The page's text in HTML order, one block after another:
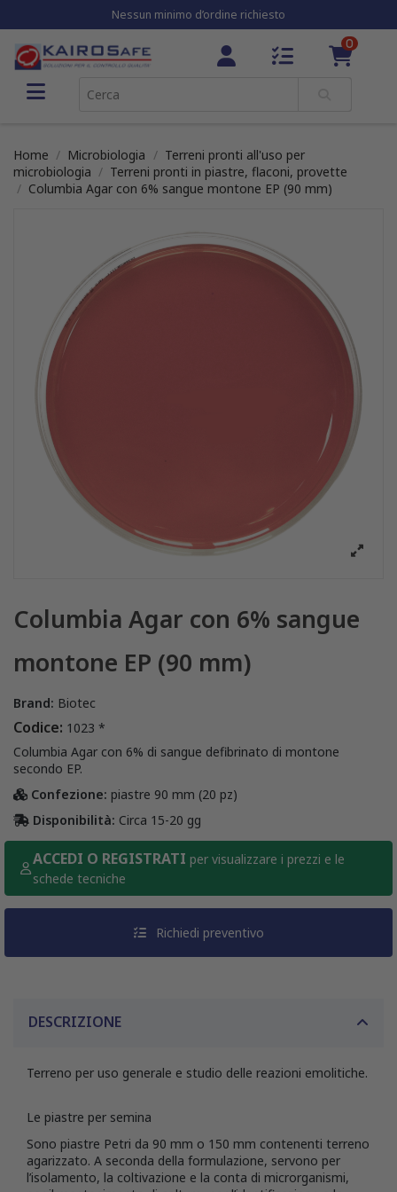
Nessun minimo d’ordine richiesto
0
Home Microbiologia
Terreni pronti all'uso per
microbiologia
Terreni pronti in piastre, flaconi, provette
Columbia Agar con 6% sangue montone EP (90 mm)
Columbia Agar con 6% sangue
montone EP (90 mm)
Brand: Biotec
Codice: 1023 *
Columbia Agar con 6% di sangue defibrinato di montone
secondo EP.
Confezione: piastre 90 mm (20 pz)
Disponibilità: Circa 15-20 gg
ACCEDI O REGISTRATI per visualizzare i prezzi e le
schede tecniche
Richiedi preventivo
DESCRIZIONE
Terreno per uso generale e studio delle reazioni emolitiche.
Le piastre per semina
Sono piastre Petri da 90 mm o 150 mm contenenti terreno
agarizzato. A seconda della formulazione, servono per
l’isolamento, la coltivazione e la conta di microrganismi,